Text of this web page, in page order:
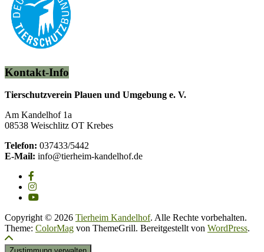
Kontakt-Info
Tierschutzverein Plauen und Umgebung e. V.
Am Kandelhof 1a
08538 Weischlitz OT Krebes
Telefon: 037433/5442
E-Mail: info@tierheim-kandelhof.de
Copyright © 2026 Tierheim Kandelhof. Alle Rechte vorbehalten.
Theme: ColorMag von ThemeGrill. Bereitgestellt von WordPress.